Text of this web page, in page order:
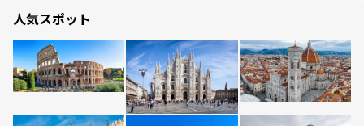
人気スポット